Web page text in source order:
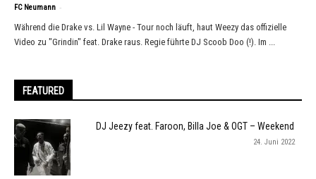
FC Neumann -
Während die Drake vs. Lil Wayne - Tour noch läuft, haut Weezy das offizielle
Video zu "Grindin" feat. Drake raus. Regie führte DJ Scoob Doo (!). Im ...
FEATURED
DJ Jeezy feat. Faroon, Billa Joe & OGT – Weekend
24. Juni 2022